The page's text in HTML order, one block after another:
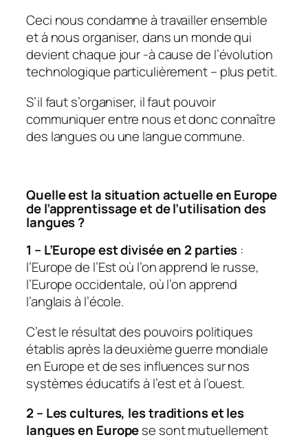
Ceci nous condamne à travailler ensemble
et à nous organiser, dans un monde qui
devient chaque jour -à cause de l’évolution
technologique particulièrement – plus petit.
S’il faut s’organiser, il faut pouvoir
communiquer entre nous et donc connaître
des langues ou une langue commune.
Quelle est la situation actuelle en Europe
de l’apprentissage et de l’utilisation des
langues ?
1 – L’Europe est divisée en 2 parties :
l’Europe de l’Est où l’on apprend le russe,
l’Europe occidentale, où l’on apprend
l’anglais à l’école.
C’est le résultat des pouvoirs politiques
établis après la deuxième guerre mondiale
en Europe et de ses influences sur nos
systèmes éducatifs à l’est et à l’ouest.
2 – Les cultures, les traditions et les
langues en Europese sont mutuellement